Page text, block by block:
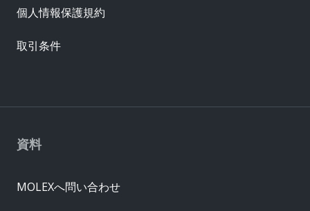
資料
MOLEXへ問い合わせ
個人情報保護規約
取引条件